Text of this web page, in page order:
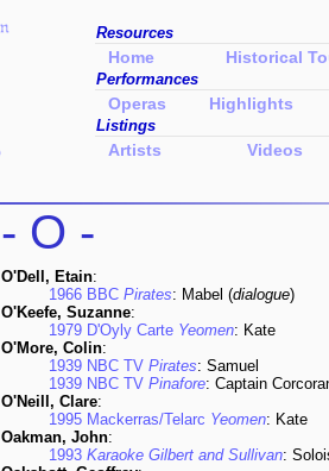
- O -
O'Dell, Etain:
1966 BBC Pirates: Mabel (dialogue)
O'Keefe, Suzanne:
1979 D'Oyly Carte Yeomen: Kate
O'More, Colin:
1939 NBC TV Pirates: Samuel
1939 NBC TV Pinafore: Captain
O'Neill, Clare:
1995 Mackerras/Telarc Yeomen: Kate
Oakman, John:
1993 Karaoke Gilbert and Sullivan:
Resources
Home Historical
Performances
Operas Highlights
Listings
Artists Videos